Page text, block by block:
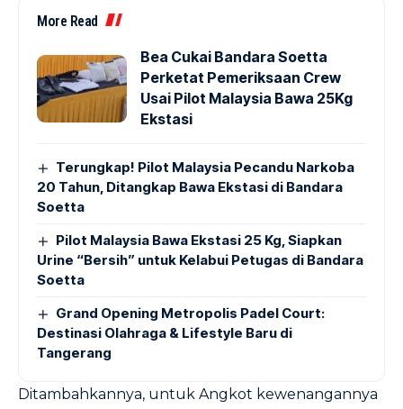
More Read
Bea Cukai Bandara Soetta
Perketat Pemeriksaan Crew
Usai Pilot Malaysia Bawa 25Kg
Ekstasi
Terungkap! Pilot Malaysia Pecandu Narkoba
20 Tahun, Ditangkap Bawa Ekstasi di Bandara
Soetta
Pilot Malaysia Bawa Ekstasi 25 Kg, Siapkan
Urine “Bersih” untuk Kelabui Petugas di Bandara
Soetta
Grand Opening Metropolis Padel Court:
Destinasi Olahraga & Lifestyle Baru di
Tangerang
Ditambahkannya, untuk Angkot kewenangannya